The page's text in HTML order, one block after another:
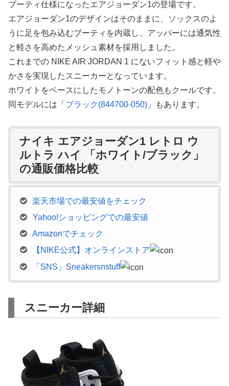
ブーティ仕様になったエアジョーダン1の登場です。
エアジョーダン1のデザインはそのままに、ソックスのよ
うに足を包み込むブーティを内蔵し、アッパーには通気性
と軽さを高めたメッシュ素材を採用しました。
これまでの NIKE AIR JORDAN 1 にないフィット感と軽や
かさを実現したスニーカーとなっています。
ホワイトをベースにしたモノトーンの配色もクールです。
同モデルには「 ブラック(844700-050) 」もあります。
ナイキ エアジョーダン1 レトロ ウ
ルトラ ハイ 「ホワイト/ブラック」
の通販価格比較
楽天市場での最安値をチェック
Yahoo!ショッピングでの最安値
Amazonでチェック
【NIKE公式】オンラインストア
「SNS」Sneakersnstuff
スニーカー詳細